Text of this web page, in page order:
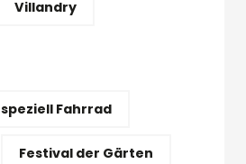
Villandry
speziell Fahrrad
Festival der Gärten